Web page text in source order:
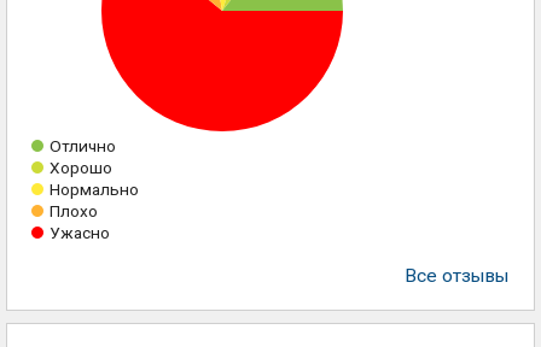
Отлично
Хорошо
Нормально
Плохо
Ужасно
Все отзывы